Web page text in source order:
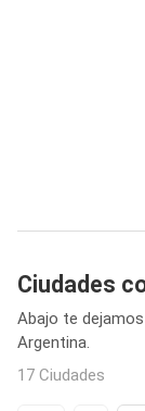
Ciudades
Abajo te
Argentina.
17 Ciudades